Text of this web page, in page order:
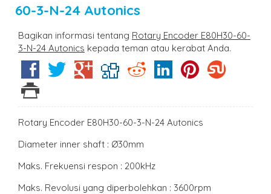
60-3-N-24 Autonics
Bagikan informasi tentang Rotary Encoder E80H30-60-
3-N-24 Autonics kepada teman atau kerabat Anda.
Rotary Encoder E80H30-60-3-N-24 Autonics
Diameter inner shaft : Ø30mm
Maks. Frekuensi respon : 200kHz
Maks. Revolusi yang diperbolehkan : 3600rpm